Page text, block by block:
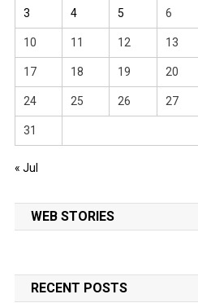
3 4 5 6
10 11 12 13
17 18 19 20
24 25 26 27
31
« Jul
WEB STORIES
RECENT POSTS